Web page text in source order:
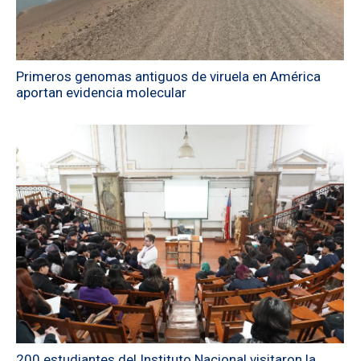
Primeros genomas antiguos de viruela en América
aportan evidencia molecular